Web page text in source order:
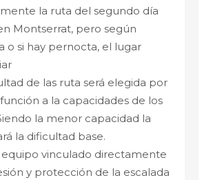
la ruta del segundo día
Montserrat, pero según
o si hay pernocta, el lugar
de las ruta será elegida por
a la capacidades de los
la menor capacidad la
la dificultad base.
equipo vinculado directamente
y protección de la escalada